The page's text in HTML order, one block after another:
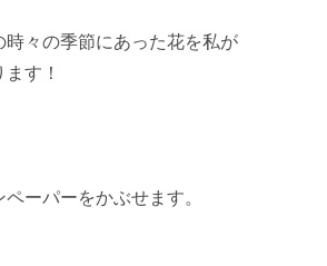
々の季節にあった花を私が
す！
ーパーをかぶせます。